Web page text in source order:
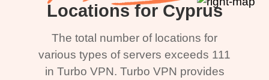
Locations for Cyprus
The total number of locations for
various types of servers exceeds 111
in Turbo VPN. Turbo VPN provides